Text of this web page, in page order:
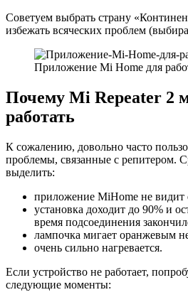
Советуем выбрать страну
избежать всяческих проблем
Приложение Mi Home для
Почему Mi Repeater 2
работать
К сожалению, довольно часто
проблемы, связанные с репитером.
выделить:
приложение MiHome не видит
установка доходит до 90% и
время подсоединения
лампочка мигает оранжевым
очень сильно нагревается.
Если устройство не работает,
следующие моменты: